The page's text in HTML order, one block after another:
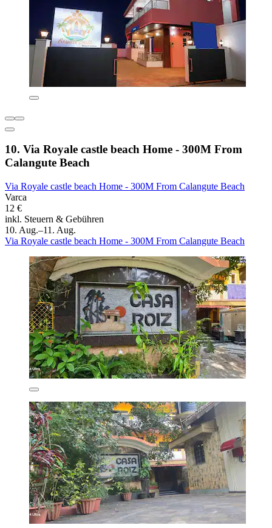
10. Via Royale castle beach Home - 300M From
Calangute Beach
Via Royale castle beach Home - 300M From Calangute Beach
Varca
12 €
inkl. Steuern & Gebühren
10. Aug.–11. Aug.
Via Royale castle beach Home - 300M From Calangute Beach